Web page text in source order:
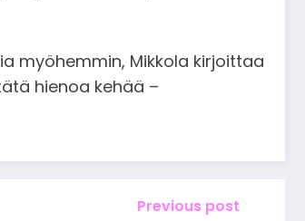
myöhemmin, Mikkola kirjoittaa
hienoa kehää –
Previous post